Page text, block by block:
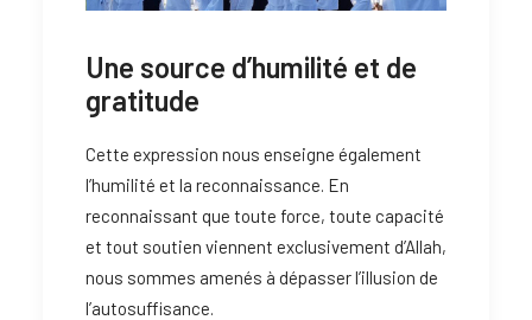
Une source d’humilité et de
gratitude
Cette expression nous enseigne également
l’humilité et la reconnaissance. En
reconnaissant que toute force, toute capacité
et tout soutien viennent exclusivement d’Allah,
nous sommes amenés à dépasser l’illusion de
l’autosuffisance.